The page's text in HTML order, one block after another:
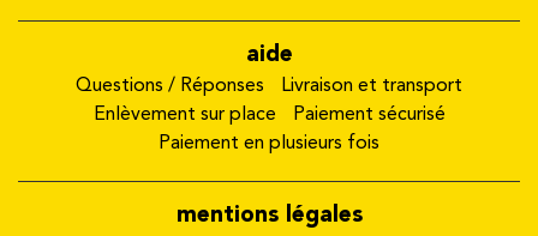
aide
Questions / Réponses
Livraison et transport
Enlèvement sur place
Paiement sécurisé
Paiement en plusieurs fois
mentions légales